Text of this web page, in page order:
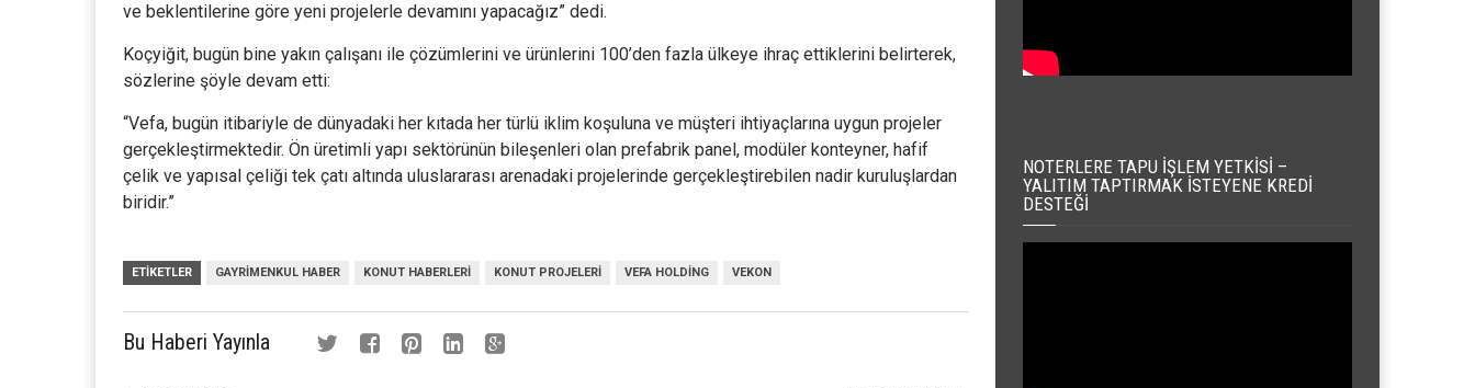
ve beklentilerine göre yeni projelerle devamını yapacağız” dedi.
Koçyiğit, bugün bine yakın çalışanı ile çözümlerini ve ürünlerini 100’den fazla ülkeye ihraç ettiklerini belirterek,
sözlerine şöyle devam etti:
“Vefa, bugün itibariyle de dünyadaki her kıtada her türlü iklim koşuluna ve müşteri ihtiyaçlarına uygun projeler
gerçekleştirmektedir. Ön üretimli yapı sektörünün bileşenleri olan prefabrik panel, modüler konteyner, hafif
çelik ve yapısal çeliği tek çatı altında uluslararası arenadaki projelerinde gerçekleştirebilen nadir kuruluşlardan
biridir.”
ETIKETLER GAYRIMENKUL HABER KONUT HABERLERI KONUT PROJELERI VEFA HOLDING VEKON
Bu Haberi Yayınla
NOTERLERE TAPU İŞLEM YETKISI –
YALITIM TAPTIRMAK İSTEYENE KREDI
DESTEĞI